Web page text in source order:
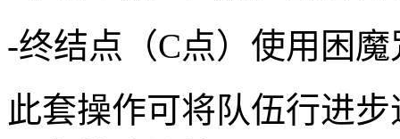
-终结点（C点）使用困
此套操作可将队伍行进